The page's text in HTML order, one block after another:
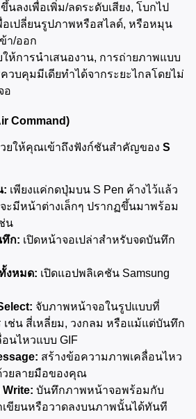
นลงเพื่อเพิ่ม/ลดระดับเสียง, โบกไป
อเปลี่ยนรูปภาพหรือสไลด์, หรือหมุน
า/ออก
ให้การนำเสนองาน, การถ่ายภาพแบบ
วบคุมมีเดียทำได้จากระยะไกลโดยไม่
อ
Command)
ยให้คุณเข้าถึงฟังก์ชันสำคัญของ S
: เพียงแค่กดปุ่มบน S Pen ค้างไว้แล้ว
ะมีหน้าต่างเล็กๆ ปรากฏขึ้นมาพร้อม
น
ทึก: เปิดหน้าจอเปล่าสำหรับจดบันทึก
งหมด: เปิดแอปพลิเคชัน Samsung
จับภาพหน้าจอในรูปแบบที่
เช่น สี่เหลี่ยม, วงกลม หรือแม้แต่บันทึก
นไหวแบบ GIF
สร้างข้อความภาพเคลื่อนไหว
วยลายมือของคุณ
บันทึกภาพหน้าจอพร้อมกับ
เขียนหรือวาดลงบนภาพนั้นได้ทันที